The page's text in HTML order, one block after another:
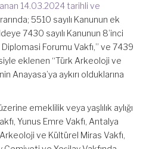
14.03.2024 tarihli ve
5510 sayılı Kanunun ek
7430 sayılı Kanunun 8’inci
Forumu Vakfı,” ve 7439
eklenen “Türk Arkeoloji ve
Anayasa’ya aykırı olduklarına
emeklilik veya yaşlılık aylığı
Yunus Emre Vakfı, Antalya
ve Kültürel Miras Vakfı,